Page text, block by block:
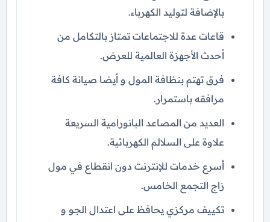
بالإضافة لتوليد الكهرباء.
قاعات عدة للاجتماعات تمتاز بالتكامل من
أحدث الأجهزة العالمية للعرض.
فرق تهتم بنظافة المول و أيضا صيانة كافة
مرافقه باستمرار.
العديد من المصاعد البانورامية السريعة
علاوة على السلالم الكهربائية.
أسرع خدمات للإنترنت دون انقطاع في مول
زاج التجمع الخامس.
تكييف مركزي يحافظ على اعتدال الجو و